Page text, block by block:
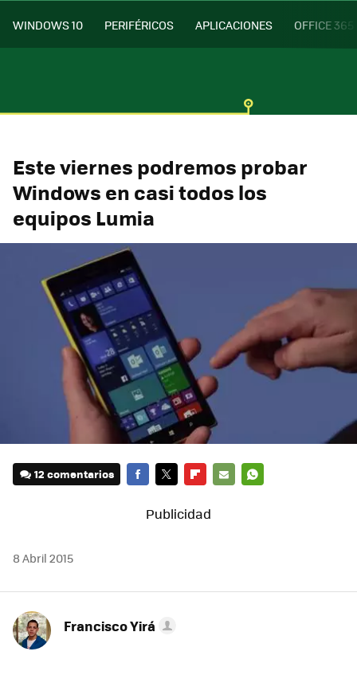
WINDOWS 10 PERIFÉRICOS APLICACIONES OFFICE 365
Este viernes podremos probar
Windows en casi todos los
equipos Lumia
12 comentarios
8 Abril 2015
Francisco Yirá